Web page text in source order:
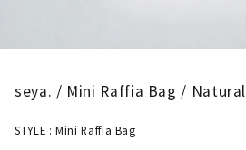
seya. / Mini Raffia Bag / Natural
STYLE : Mini Raffia Bag